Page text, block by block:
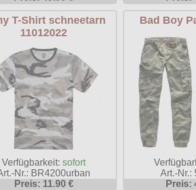
T-Shirt schneetarn
11012022
Verfügbarkeit:sofort
Nr.: BR4200urban
Preis: 11.90 €
Bad Boy
Art.-Nr.:
Preis: